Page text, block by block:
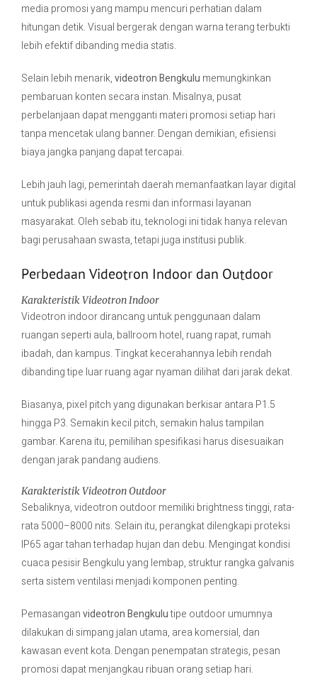
media promosi yang mampu mencuri perhatian dalam
hitungan detik. Visual bergerak dengan warna terang terbukti
lebih efektif dibanding media statis.
Selain lebih menarik,videotron Bengkulu memungkinkan
pembaruan konten secara instan. Misalnya, pusat
perbelanjaan dapat mengganti materi promosi setiap hari
tanpa mencetak ulang banner. Dengan demikian, efisiensi
biaya jangka panjang dapat tercapai.
Lebih jauh lagi, pemerintah daerah memanfaatkan layar digital
untuk publikasi agenda resmi dan informasi layanan
masyarakat. Oleh sebab itu, teknologi ini tidak hanya relevan
bagi perusahaan swasta, tetapi juga institusi publik.
Perbedaan Videotron Indoor dan Outdoor
Karakteristik Videotron Indoor
Videotron indoor dirancang untuk penggunaan dalam
ruangan seperti aula, ballroom hotel, ruang rapat, rumah
ibadah, dan kampus. Tingkat kecerahannya lebih rendah
dibanding tipe luar ruang agar nyaman dilihat dari jarak dekat.
Biasanya, pixel pitch yang digunakan berkisar antara P1.5
hingga P3. Semakin kecil pitch, semakin halus tampilan
gambar. Karena itu, pemilihan spesifikasi harus disesuaikan
dengan jarak pandang audiens.
Karakteristik Videotron Outdoor
Sebaliknya, videotron outdoor memiliki brightness tinggi, rata-
rata 5000–8000 nits. Selain itu, perangkat dilengkapi proteksi
IP65 agar tahan terhadap hujan dan debu. Mengingat kondisi
cuaca pesisir Bengkulu yang lembap, struktur rangka galvanis
serta sistem ventilasi menjadi komponen penting.
Pemasanganvideotron Bengkulutipe outdoor umumnya
dilakukan di simpang jalan utama, area komersial, dan
kawasan event kota. Dengan penempatan strategis, pesan
promosi dapat menjangkau ribuan orang setiap hari.